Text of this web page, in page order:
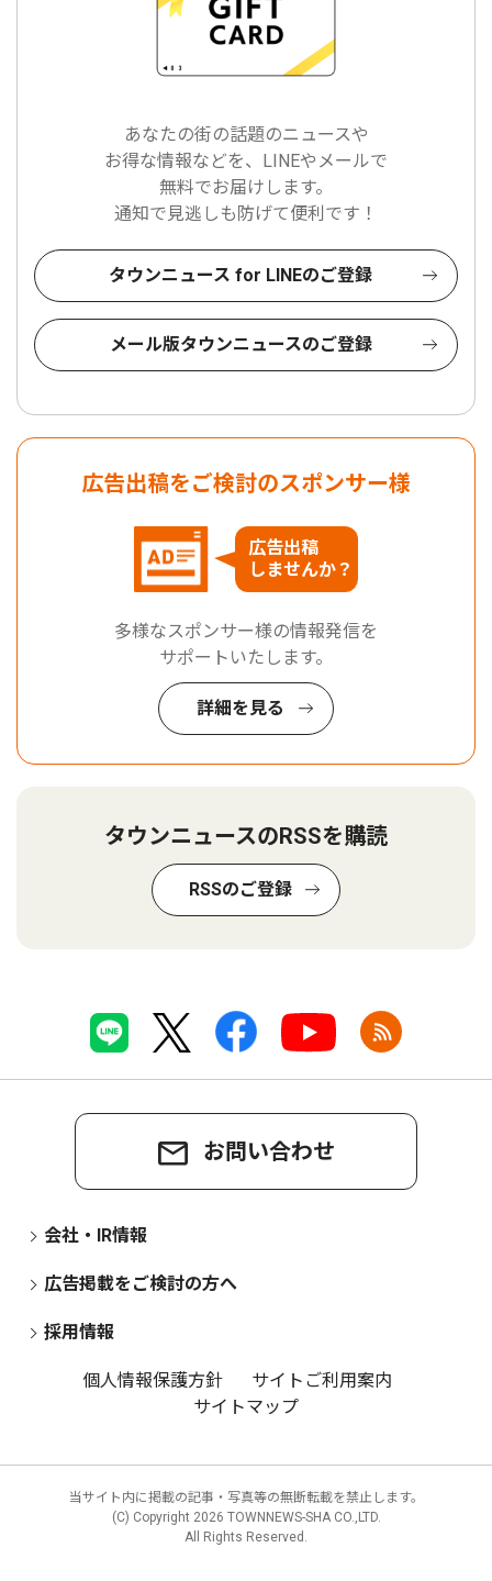
あなたの街の話題のニュースや
お得な情報などを、LINEやメールで
無料でお届けします。
通知で見逃しも防げて便利です！
タウンニュース for LINEのご登録
メール版タウンニュースのご登録
広告出稿をご検討のスポンサー様
広告出稿
しませんか？
多様なスポンサー様の情報発信を
サポートいたします。
詳細を見る
タウンニュースのRSSを購読
RSSのご登録
お問い合わせ
会社・IR情報
広告掲載をご検討の方へ
採用情報
個人情報保護方針
サイトご利用案内
サイトマップ
当サイト内に掲載の記事・写真等の無断転載を禁止します。
(C) Copyright 2026 TOWNNEWS-SHA CO.,LTD.
All Rights Reserved.